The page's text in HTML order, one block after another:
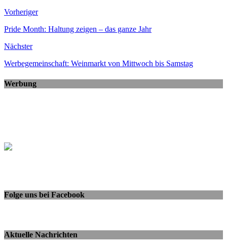
Vorheriger
Pride Month: Haltung zeigen – das ganze Jahr
Nächster
Werbegemeinschaft: Weinmarkt von Mittwoch bis Samstag
Werbung
Folge uns bei Facebook
Aktuelle Nachrichten